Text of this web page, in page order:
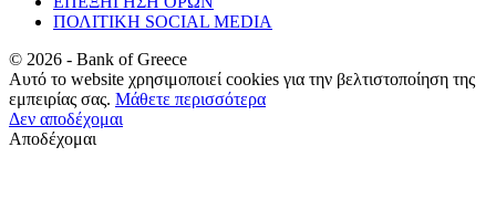
ΠΟΛΙΤΙΚΗ SOCIAL MEDIA
© 2026 - Bank of Greece
Αυτό το website χρησιμοποιεί cookies για την βελτιστοποίηση της
εμπειρίας σας. Μάθετε περισσότερα
Δεν αποδέχομαι
Αποδέχομαι